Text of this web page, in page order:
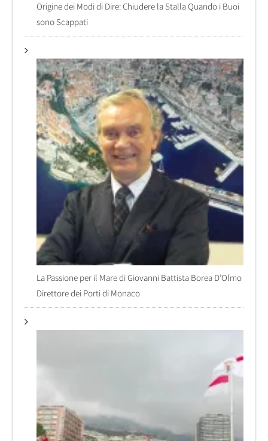
Origine dei Modi di Dire: Chiudere la Stalla Quando i Buoi
sono Scappati
La Passione per il Mare di Giovanni Battista Borea D’Olmo
Direttore dei Porti di Monaco